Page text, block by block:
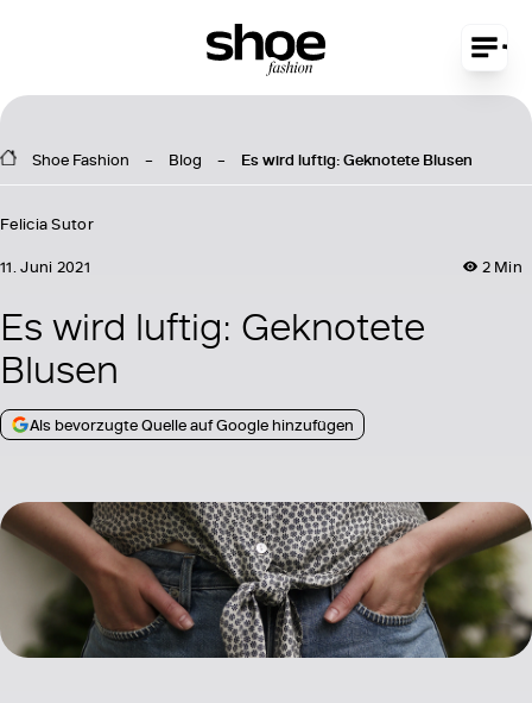
Shoe Fashion Blog Es wird luftig: Geknotete Blusen
Felicia Sutor
2 Min
11. Juni 2021
Es wird luftig: Geknotete
Blusen
Als bevorzugte Quelle auf Google hinzufügen